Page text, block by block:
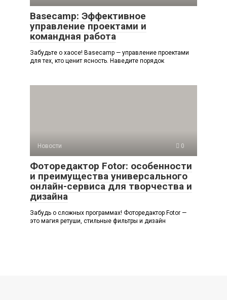
Basecamp: Эффективное
управление проектами и
командная работа
Забудьте о хаосе! Basecamp — управление проектами
для тех, кто ценит ясность. Наведите порядок
Новости 0
Фоторедактор Fotor: особенности
и преимущества универсального
онлайн-сервиса для творчества и
дизайна
Забудь о сложных программах! Фоторедактор Fotor —
это магия ретуши, стильные фильтры и дизайн